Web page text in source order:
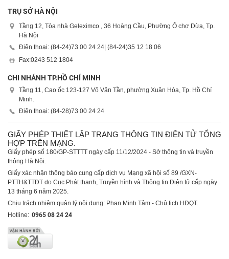
TRỤ SỞ HÀ NỘI
Tầng 12, Tòa nhà Geleximco , 36 Hoàng Cầu, Phường Ô chợ Dừa, Tp.
Hà Nội
Điện thoại: (84-24)73 00 24 24 | (84-24)35 12 18 06
Fax:0243 512 1804
CHI NHÁNH TP.HỒ CHÍ MINH
Tầng 11, Cao ốc 123-127 Võ Văn Tần, phường Xuân Hòa, Tp. Hồ Chí
Minh.
Điện thoại: (84-28)73 00 24 24
GIẤY PHÉP THIẾT LẬP TRANG THÔNG TIN ĐIỆN TỬ TỔNG
HỢP TRÊN MẠNG.
Giấy phép số 180/GP-STTTT ngày cấp 11/12/2024 - Sở thông tin và truyền
thông Hà Nội.
Giấy xác nhận thông báo cung cấp dịch vụ Mạng xã hội số 89 /GXN-
PTTH&TTĐT do Cục Phát thanh, Truyền hình và Thông tin Điện tử cấp ngày
13 tháng 6 năm 2025.
Chịu trách nhiệm quản lý nội dung: Phan Minh Tâm - Chủ tịch HĐQT.
Hotline: 0965 08 24 24